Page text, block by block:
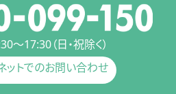
〜17:30（日・祝除く）
ットでのお問い合わせ